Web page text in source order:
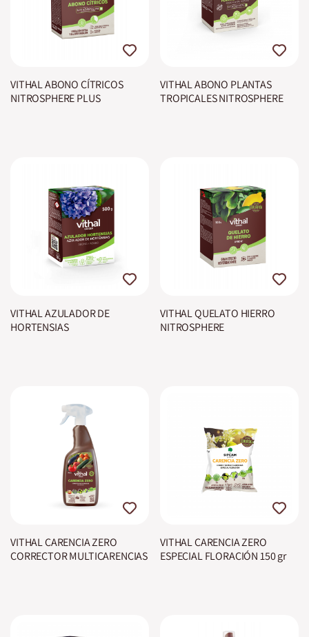
VITHAL ABONO CÍTRICOS
NITROSPHERE PLUS
VITHAL ABONO PLANTAS
TROPICALES NITROSPHERE
VITHAL AZULADOR DE
HORTENSIAS
VITHAL QUELATO HIERRO
NITROSPHERE
VITHAL CARENCIA ZERO
CORRECTOR MULTICARENCIAS
VITHAL CARENCIA ZERO
ESPECIAL FLORACIÓN 150 gr